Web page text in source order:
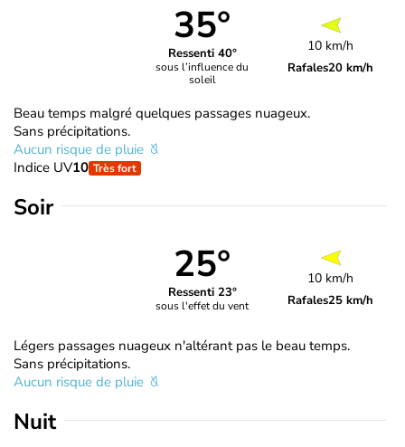
35°
Ressenti 40°
sous l’influence du
soleil
10 km/h
Rafales20 km/h
Beau temps malgré quelques passages nuageux.
Sans précipitations.
Aucun risque de pluie
Indice UV10 Très fort
Soir
25°
Ressenti 23°
sous l'effet du vent
10 km/h
Rafales25 km/h
Légers passages nuageux n'altérant pas le beau temps.
Sans précipitations.
Aucun risque de pluie
Nuit